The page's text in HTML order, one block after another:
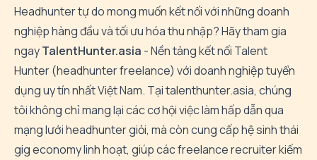
Headhunter tự do mong muốn kết nối với những doanh
nghiệp hàng đầu và tối ưu hóa thu nhập? Hãy tham gia
ngayTalentHunter.asia - Nền tảng kết nối Talent
Hunter (headhunter freelance) với doanh nghiệp tuyển
dụng uy tín nhất Việt Nam. Tạitalenthunter.asia, chúng
tôi không chỉ mang lại các cơ hội việc làm hấp dẫn qua
mạng lưới headhunter giỏi, mà còn cung cấp hệ sinh thái
gig economy linh hoạt, giúp các freelance recruiter kiếm